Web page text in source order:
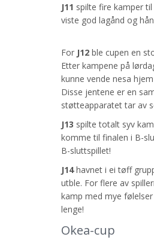
J11 spilte fire kamper
viste god lagånd og
For J12 ble cupen en
Etter kampene på
kunne vende nesa
Disse jentene er en
støtteapparatet tar av
J13 spilte totalt syv
komme til finalen i B-
B-sluttspillet!
J14havnet i ei tøff
utble. For flere av
kamp med mye
lenge!
Okea-cup